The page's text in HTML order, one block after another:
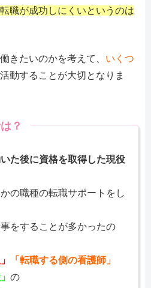
職が成功しにくいというのは
きたいのかを考えて、 いくつ
動することが大切となりま
？
た後に資格を取得した現役
の職種の転職サポートをし
をすることが多かったの
「転職する側の看護師」
の